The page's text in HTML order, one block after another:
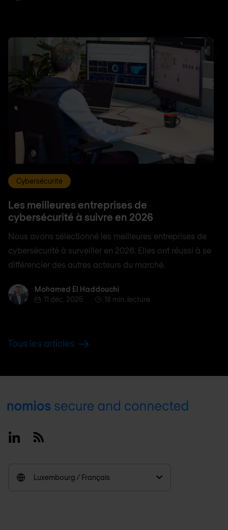
Cybersécurité
Les meilleures entreprises de
cybersécurité à suivre en 2026
Nous avons sélectionné les meilleures entreprises de
cybersécurité à surveiller en 2026. Elles ont réussi à se
différencier des autres acteurs du marché.
Mohamed El Haddouchi
Mohamed El Haddouchi
11 déc. 2025
18 min. lecture
Tous les articles
Footer
LinkedinRSS
Luxembourg / Français